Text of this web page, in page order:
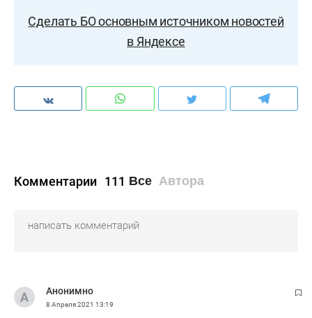
Сделать БО основным источником новостей
в Яндексе
Комментарии 111 Все Автора
Анонимно
8 Апреля 2021 13:19